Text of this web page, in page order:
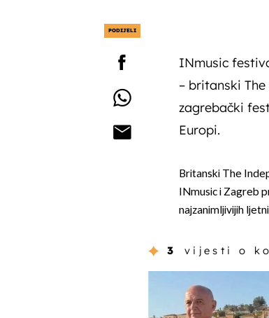
PODIJELI
INmusic
– britanski
zagrebački
Europi.
Britanski The
INmusic i Zagreb
najzanimljivijih
3 vijesti o